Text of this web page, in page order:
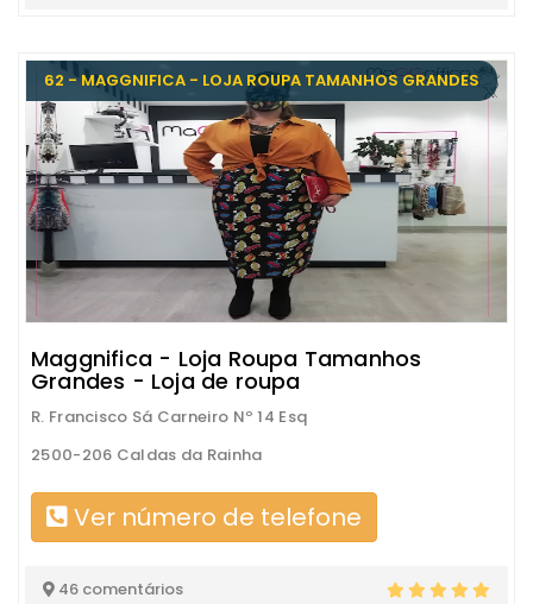
62 - MAGGNIFICA - LOJA ROUPA TAMANHOS GRANDES
Maggnifica - Loja Roupa Tamanhos
Grandes - Loja de roupa
R. Francisco Sá Carneiro Nº 14 Esq
2500-206 Caldas da Rainha
Ver número de telefone
46 comentários